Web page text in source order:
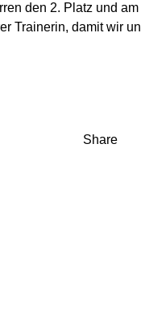
den 2. Platz und
Trainerin, damit wir
Share